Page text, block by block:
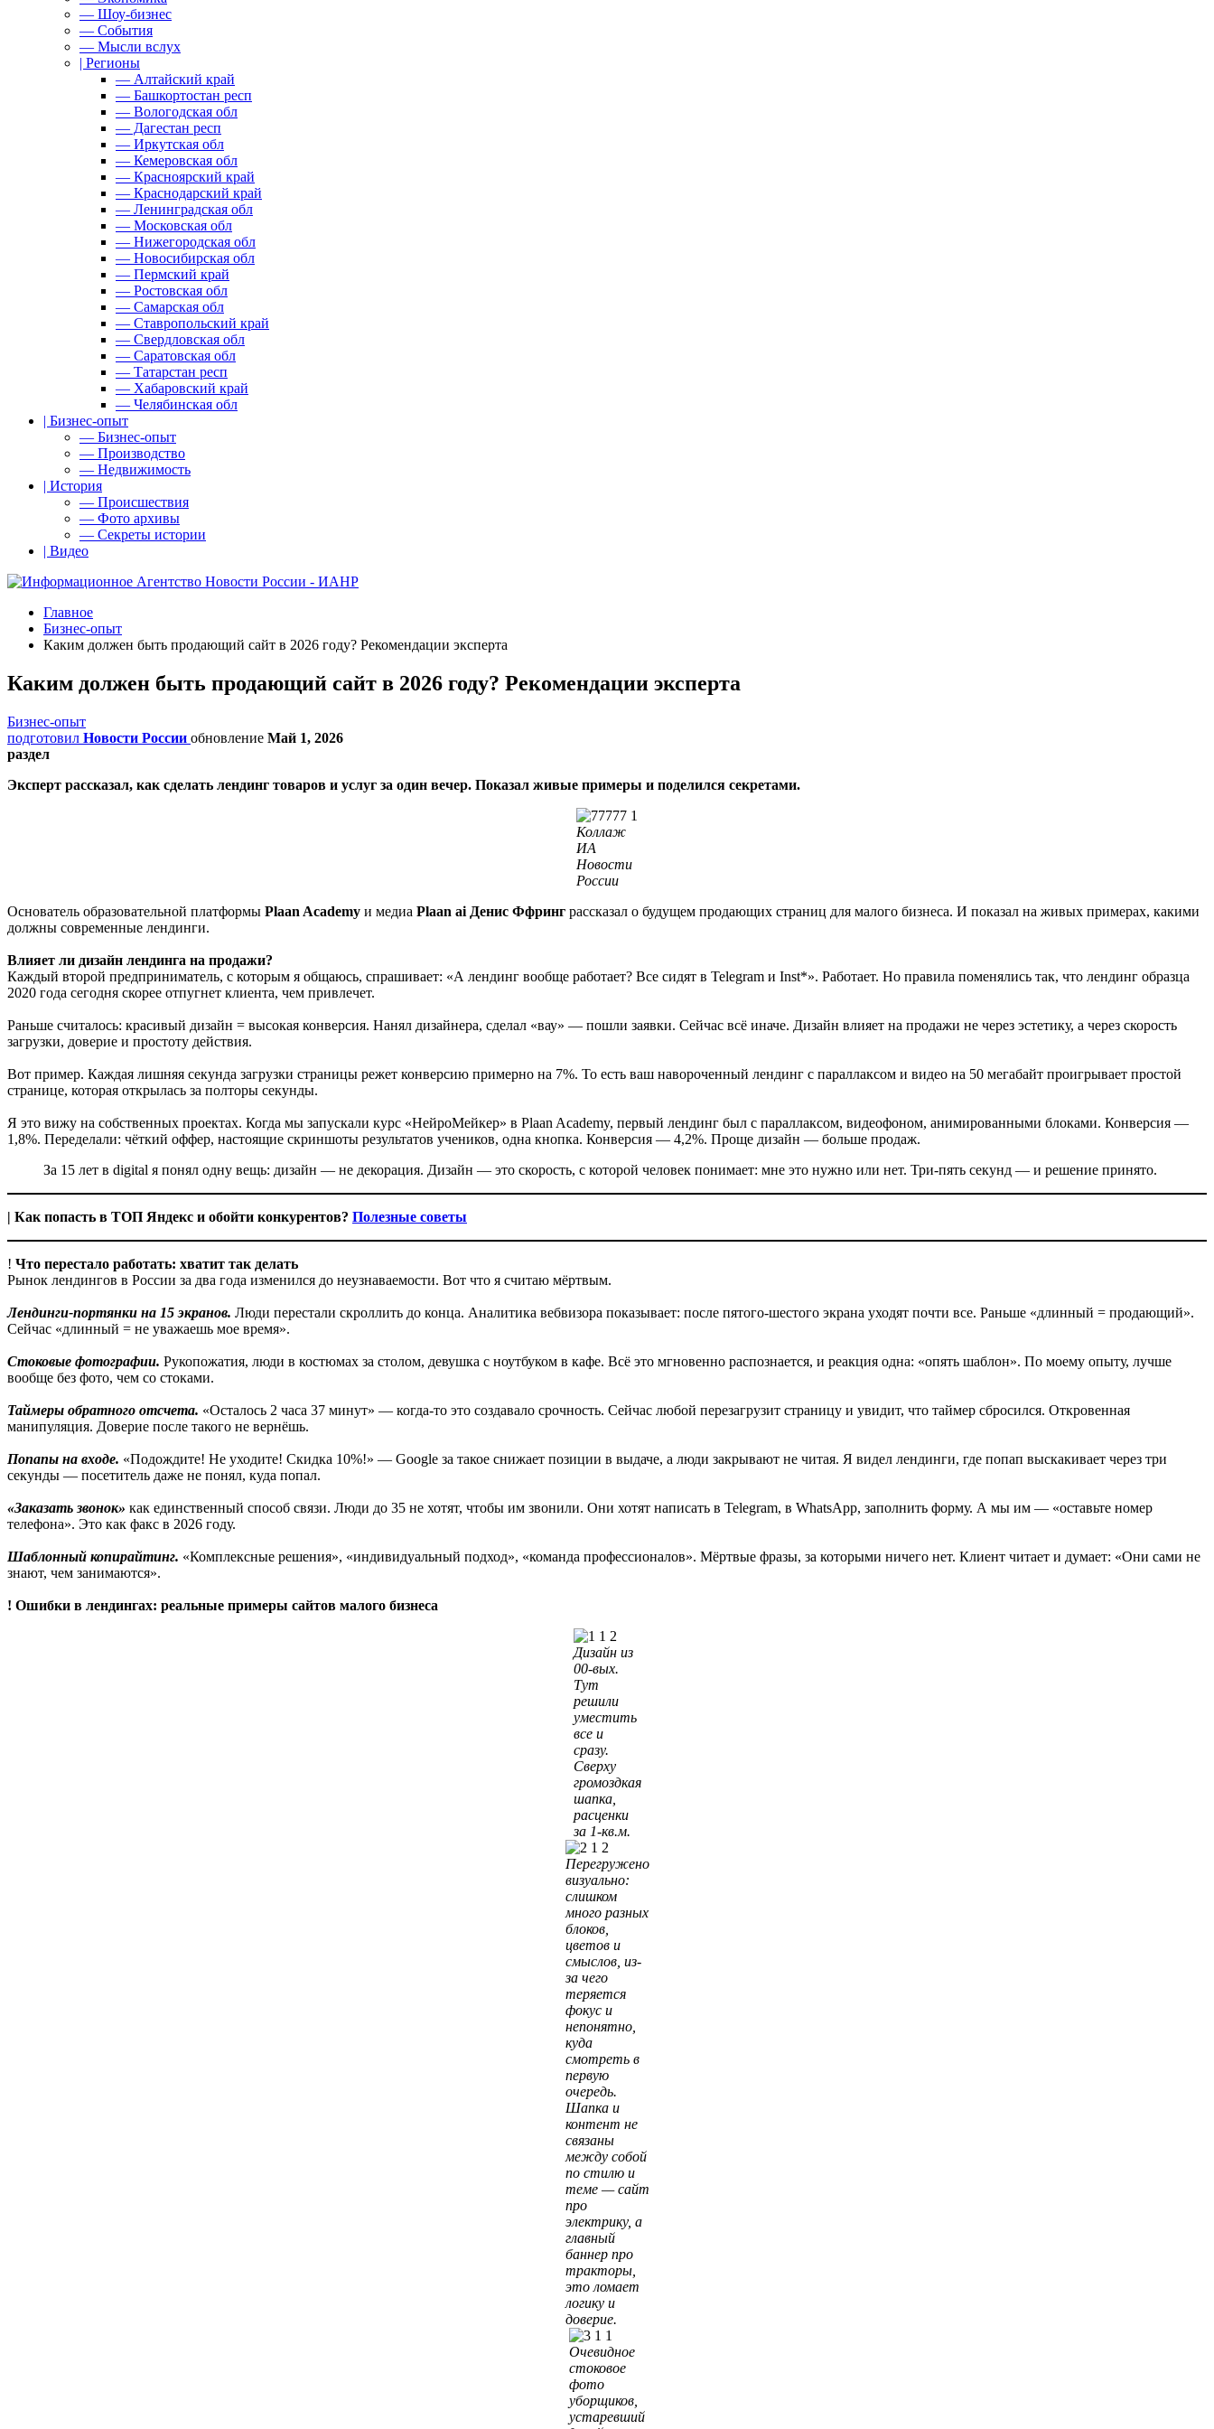
— Шоу-бизнес
— События
— Мысли вслух
| Регионы
— Алтайский край
— Башкортостан респ
— Вологодская обл
— Дагестан респ
— Иркутская обл
— Кемеровская обл
— Красноярский край
— Краснодарский край
— Ленинградская обл
— Московская обл
— Нижегородская обл
— Новосибирская обл
— Пермский край
— Ростовская обл
— Самарская обл
— Ставропольский край
— Свердловская обл
— Саратовская обл
— Татарстан респ
— Хабаровский край
— Челябинская обл
| Бизнес-опыт
— Бизнес-опыт
— Производство
— Недвижимость
| История
— Происшествия
— Фото архивы
— Секреты истории
| Видео
Главное
Бизнес-опыт
Каким должен быть продающий сайт в 2026 году? Рекомендации эксперта
Каким должен быть продающий сайт в 2026 году? Рекомендации эксперта
Бизнес-опыт
подготовил Новости России обновление Май 1, 2026
раздел
Эксперт рассказал, как сделать лендинг товаров и услуг за один вечер. Показал живые примеры и поделился секретами.
Коллаж
ИА
Новости
России
Основатель образовательной платформы Plaan Academy и медиа Plaan ai Денис Ффринг рассказал о будущем продающих страниц для малого бизнеса. И показал на живых примерах, какими
должны современные лендинги.
Влияет ли дизайн лендинга на продажи?
Каждый второй предприниматель, с которым я общаюсь, спрашивает: «А лендинг вообще работает? Все сидят в Telegram и Inst*». Работает. Но правила поменялись так, что лендинг образца
2020 года сегодня скорее отпугнет клиента, чем привлечет.
Раньше считалось: красивый дизайн = высокая конверсия. Нанял дизайнера, сделал «вау» — пошли заявки. Сейчас всё иначе. Дизайн влияет на продажи не через эстетику, а через скорость
загрузки, доверие и простоту действия.
Вот пример. Каждая лишняя секунда загрузки страницы режет конверсию примерно на 7%. То есть ваш навороченный лендинг с параллаксом и видео на 50 мегабайт проигрывает простой
странице, которая открылась за полторы секунды.
Я это вижу на собственных проектах. Когда мы запускали курс «НейроМейкер» в Plaan Academy, первый лендинг был с параллаксом, видеофоном, анимированными блоками. Конверсия —
1,8%. Переделали: чёткий оффер, настоящие скриншоты результатов учеников, одна кнопка. Конверсия — 4,2%. Проще дизайн — больше продаж.
За 15 лет в digital я понял одну вещь: дизайн — не декорация. Дизайн — это скорость, с которой человек понимает: мне это нужно или нет. Три-пять секунд — и решение принято.
| Как попасть в ТОП Яндекс и обойти конкурентов? Полезные советы
! Что перестало работать: хватит так делать
Рынок лендингов в России за два года изменился до неузнаваемости. Вот что я считаю мёртвым.
Лендинги-портянки на 15 экранов. Люди перестали скроллить до конца. Аналитика вебвизора показывает: после пятого-шестого экрана уходят почти все. Раньше «длинный = продающий».
Сейчас «длинный = не уважаешь мое время».
Стоковые фотографии. Рукопожатия, люди в костюмах за столом, девушка с ноутбуком в кафе. Всё это мгновенно распознается, и реакция одна: «опять шаблон». По моему опыту, лучше
вообще без фото, чем со стоками.
Таймеры обратного отсчета. «Осталось 2 часа 37 минут» — когда-то это создавало срочность. Сейчас любой перезагрузит страницу и увидит, что таймер сбросился. Откровенная
манипуляция. Доверие после такого не вернёшь.
Попапы на входе. «Подождите! Не уходите! Скидка 10%!» — Google за такое снижает позиции в выдаче, а люди закрывают не читая. Я видел лендинги, где попап выскакивает через три
секунды — посетитель даже не понял, куда попал.
«Заказать звонок» как единственный способ связи. Люди до 35 не хотят, чтобы им звонили. Они хотят написать в Telegram, в WhatsApp, заполнить форму. А мы им — «оставьте номер
телефона». Это как факс в 2026 году.
Шаблонный копирайтинг. «Комплексные решения», «индивидуальный подход», «команда профессионалов». Мёртвые фразы, за которыми ничего нет. Клиент читает и думает: «Они сами не
знают, чем занимаются».
! Ошибки в лендингах: реальные примеры сайтов малого бизнеса
Дизайн из
00-вых.
Тут
решили
уместить
все и
сразу.
Сверху
громоздкая
шапка,
расценки
за 1-кв.м.
Перегружено
визуально:
слишком
много разных
блоков,
цветов и
смыслов, из-
за чего
теряется
фокус и
непонятно,
куда
смотреть в
первую
очередь.
Шапка и
контент не
связаны
между собой
по стилю и
теме — сайт
про
электрику, а
главный
баннер про
тракторы,
это ломает
логику и
доверие.
Очевидное
стоковое
фото
уборщиков,
устаревший